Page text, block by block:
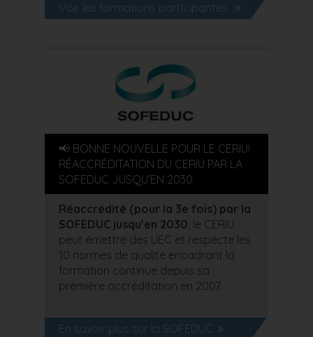
Voir les formations participantes
📢 BONNE NOUVELLE POUR LE CERIU!
RÉACCRÉDITATION DU CERIU PAR LA
SOFEDUC JUSQU’EN 2030
Réaccrédité (pour la 3e fois) par la
SOFEDUC jusqu’en 2030, le CERIU
peut émettre des UEC et respecte les
10 normes de qualité encadrant la
formation continue depuis sa
première accréditation en 2007.
En savoir plus sur la SOFEDUC